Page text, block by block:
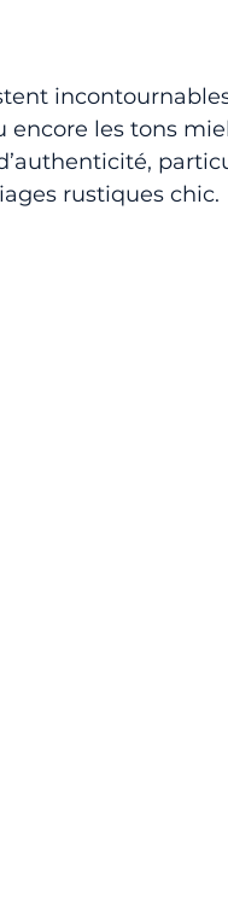
encore les tons
rustiques chic.